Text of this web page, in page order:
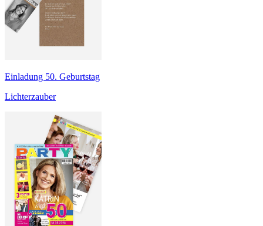
Einladung 50. Geburtstag
Lichterzauber